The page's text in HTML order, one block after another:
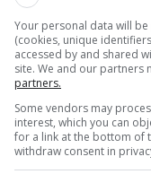
me
luftës në Kosovë,
nga forcat serbe
në historinë
e fundit i bëri një
se presidenti
Your personal data will
(cookies, unique
accessed by and shared
site. We and our partners
partners.
Some vendors may
interest, which you can
for a link at the bottom of
withdraw consent in